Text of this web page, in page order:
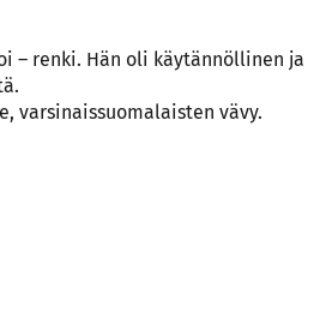
– renki. Hän oli käytännöllinen ja
varsinaissuomalaisten vävy.